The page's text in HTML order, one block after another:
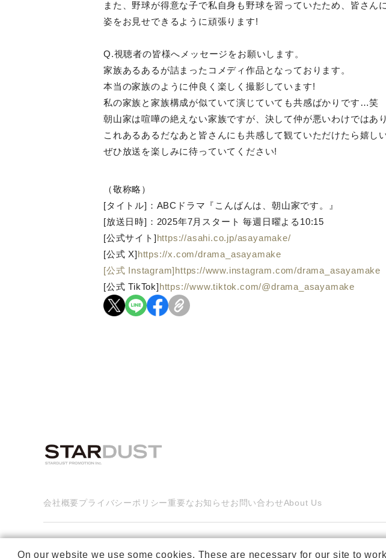
また、野球が得意な子で私自身も野球を習っていたため、皆さん
姿をお見せできるように頑張ります!
Q.視聴者の皆様へメッセージをお願いします。
家族あるあるが詰まったコメディ作品となっております。
本当の家族のように仲良く楽しく撮影しています!
私の家族と家族構成が似ていて演じていても共感ばかりです…笑
朝山家は喧嘩の絶えない家族ですが、決して仲が悪いわけではあ
これあるあるだなあと皆さんにも共感して観ていただけたら嬉し
ぜひ放送を楽しみに待っていてください!
（敬称略）
[タイトル]：ABCドラマ『こんばんは、朝山家です。』
[放送日時]：2025年7月スタート 毎週日曜よる10:15
[公式サイト]https://asahi.co.jp/asayamake/
[公式 X]https://x.com/drama_asayamake
[公式 Instagram]https://www.instagram.com/drama_asayamake
[公式 TikTok]https://www.tiktok.com/@drama_asayamake
会社概要プライバシーポリシー重要なお知らせ お問い合わせAbout Us
On our website we use some cookies. These are necessary for our site to